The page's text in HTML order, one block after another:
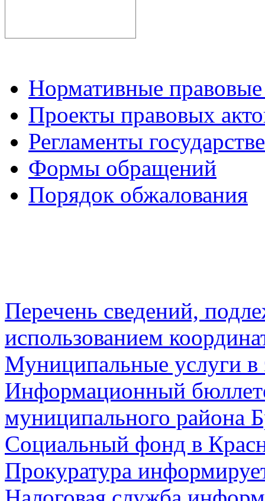
Нормативные
Проекты правовых
Регламенты
Формы обращений
Порядок обжалования
Перечень сведений,
использованием
Муниципальные услуги в
Информационный
муниципального района
Социальный фонд в
Прокуратура